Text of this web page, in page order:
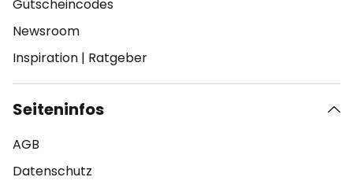
Gutscheincodes
Newsroom
Inspiration | Ratgeber
Seiteninfos
AGB
Datenschutz